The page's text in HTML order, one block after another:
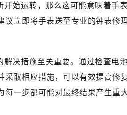
务中心（需提前预约）
服务中心（需提前预约）
后服务中心（需提前预约）
后服务中心（需提前预约）
口欧米茄售后服务中心（需提前
始运转，那么这可能意味着手
立即将手表送至专业的钟表修
决措施至关重要。通过检查电
取相应措施，可以有效提高修
一步都可能对最终结果产生重大